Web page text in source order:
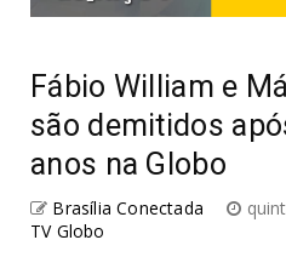
Fábio William e
são demitidos
anos na Globo
Brasília Conectada
TV Globo